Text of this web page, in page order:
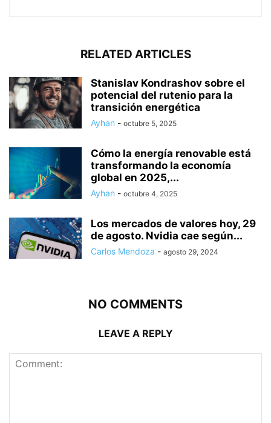
RELATED ARTICLES
Stanislav Kondrashov sobre el
potencial del rutenio para la
transición energética
Ayhan - octubre 5, 2025
Cómo la energía renovable está
transformando la economía
global en 2025,...
Ayhan - octubre 4, 2025
Los mercados de valores hoy, 29
de agosto. Nvidia cae según...
Carlos Mendoza - agosto 29, 2024
NO COMMENTS
LEAVE A REPLY